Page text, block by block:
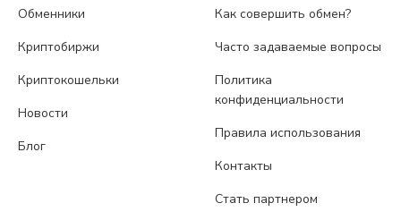
Обменники
Криптобиржи
Криптокошельки
Новости
Блог
Как совершить обмен?
Часто задаваемые вопросы
Политика
конфиденциальности
Правила использования
Контакты
Стать партнером